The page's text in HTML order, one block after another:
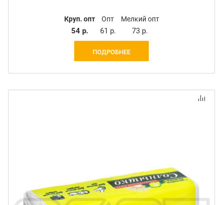
Круп. опт
54 р.
Опт
61 р.
Мелкий опт
73 р.
ПОДРОБНЕЕ